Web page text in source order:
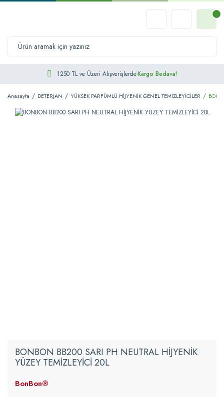
1250 TL ve Üzeri AlışverişlerdeKargo Bedava!
Anasayfa DETERJAN YÜKSEK PARFÜMLÜ HİJYENİK GENEL TEMİZLEYİCİLER
BONBON BB200 SARI PH NEUTRAL HİJYENİK
YÜZEY TEMİZLEYİCİ 20L
BonBon®